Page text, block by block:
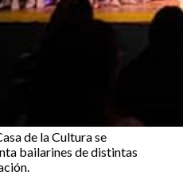
de la Cultura se
bailarines de distintas